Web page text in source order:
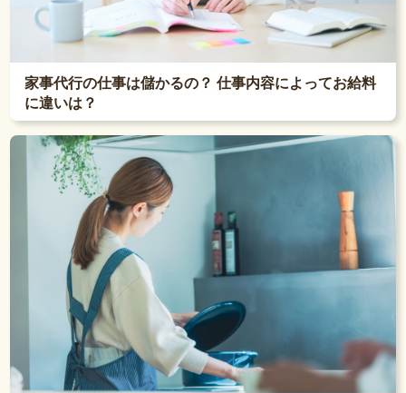
家事代行の仕事は儲かるの？ 仕事内容によってお給料
に違いは？